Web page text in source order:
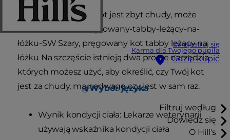
Zarejestruj się
Karma dla Twojego pupila
Gdzie kupić
Wybór języka
Filtruj według
Dowiedz się
O Hill's
Ustalenie, czy Twój kot jest zbyt chudy, może
być wyzwaniem.pręgowany-tabby-leżący-na-
łóżku-SW Szary, pręgowany kot tabby leżący na
łóżku Na szczęście istnieją dwa proste narzędzia,
których możesz użyć, aby określić, czy Twój kot
jest za chudy, ma nadwagę czy jest w sam raz.
Wynik kondycji ciała: Lekarze weterynarii
używają wskaźnika kondycji ciała